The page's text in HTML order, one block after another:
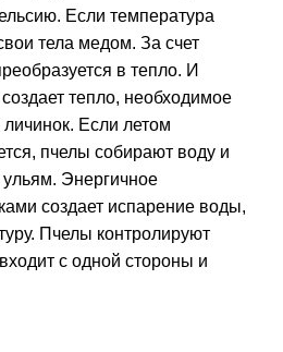
Если температура
тела медом. За счет
в тепло. И
тепло, необходимое
Если летом
пчелы собирают воду и
Энергичное
создает испарение воды,
Пчелы контролируют
с одной стороны и